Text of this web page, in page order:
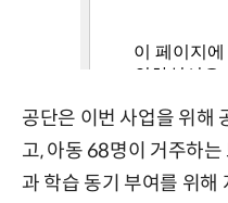
공단은 이번 사업을 위해
고, 아동 68명이 거주하
과 학습 동기 부여를 위해